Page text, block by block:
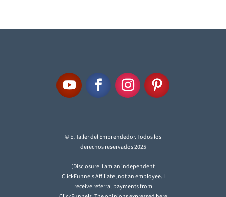
© El Taller del Emprendedor. Todos los
derechos reservados 2025
(Disclosure: I am an independent
ClickFunnels Affiliate, not an employee. I
receive referral payments from